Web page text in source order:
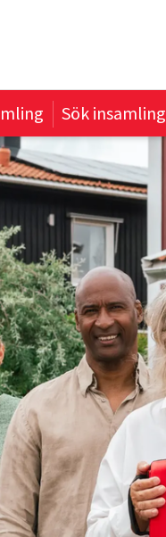
Sök insamling